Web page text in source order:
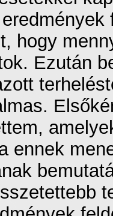
hogy
Ezután
ennek